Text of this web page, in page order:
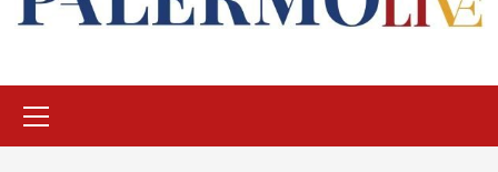
principale